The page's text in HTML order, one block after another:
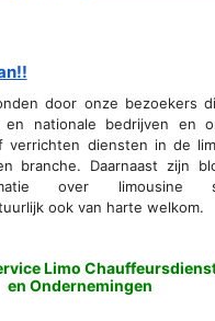
door onze bezoekers
en nationale bedrijven en
verrichten diensten in de
branche. Daarnaast zijn
over limousine
ook van harte welkom.
Limo
en Ondernemingen